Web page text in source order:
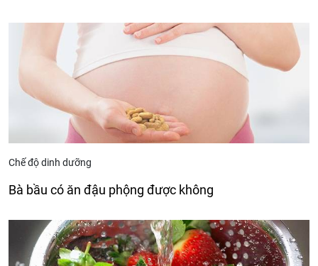
Chế độ dinh dưỡng
Bà bầu có ăn đậu phộng được không